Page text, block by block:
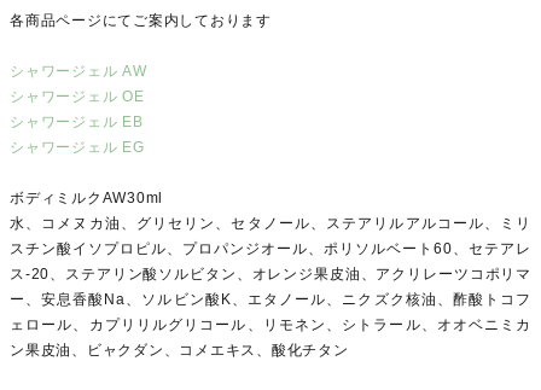
各商品ページにてご案内しております
シャワージェル AW
シャワージェル OE
シャワージェル EB
シャワージェル EG
ボディミルクAW30ml
水、コメヌカ油、グリセリン、セタノール、ステアリルアルコール、ミリ
スチン酸イソプロピル、プロパンジオール、ポリソルベート60、セテアレ
ス-20、ステアリン酸ソルビタン、オレンジ果皮油、アクリレーツコポリマ
ー、安息香酸Na、ソルビン酸K、エタノール、ニクズク核油、酢酸トコフ
ェロール、カプリリルグリコール、リモネン、シトラール、オオベニミカ
ン果皮油、ビャクダン、コメエキス、酸化チタン